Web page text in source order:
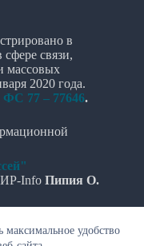
удобство
в
связи,
массовых
2020 года.
77 – 77646.
Info Пипия О.
персональных